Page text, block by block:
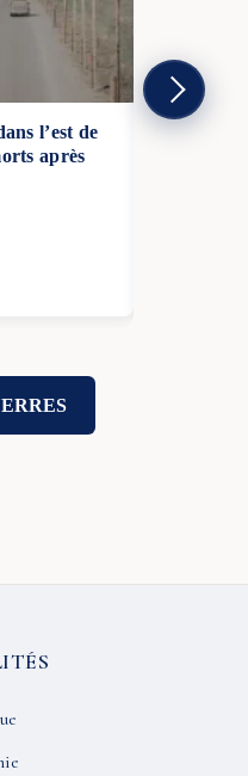
l’est de
après
Les